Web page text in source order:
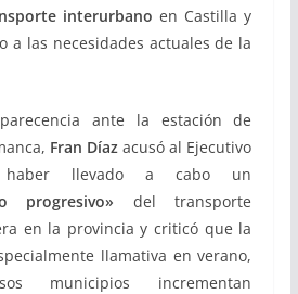
interurbano en Castilla y
a las necesidades actuales de la
ante la estación de
Fran Díaz acusó al Ejecutivo
haber llevado a cabo un
progresivo» del transporte
en la provincia y criticó que la
llamativa en verano,
municipios incrementan